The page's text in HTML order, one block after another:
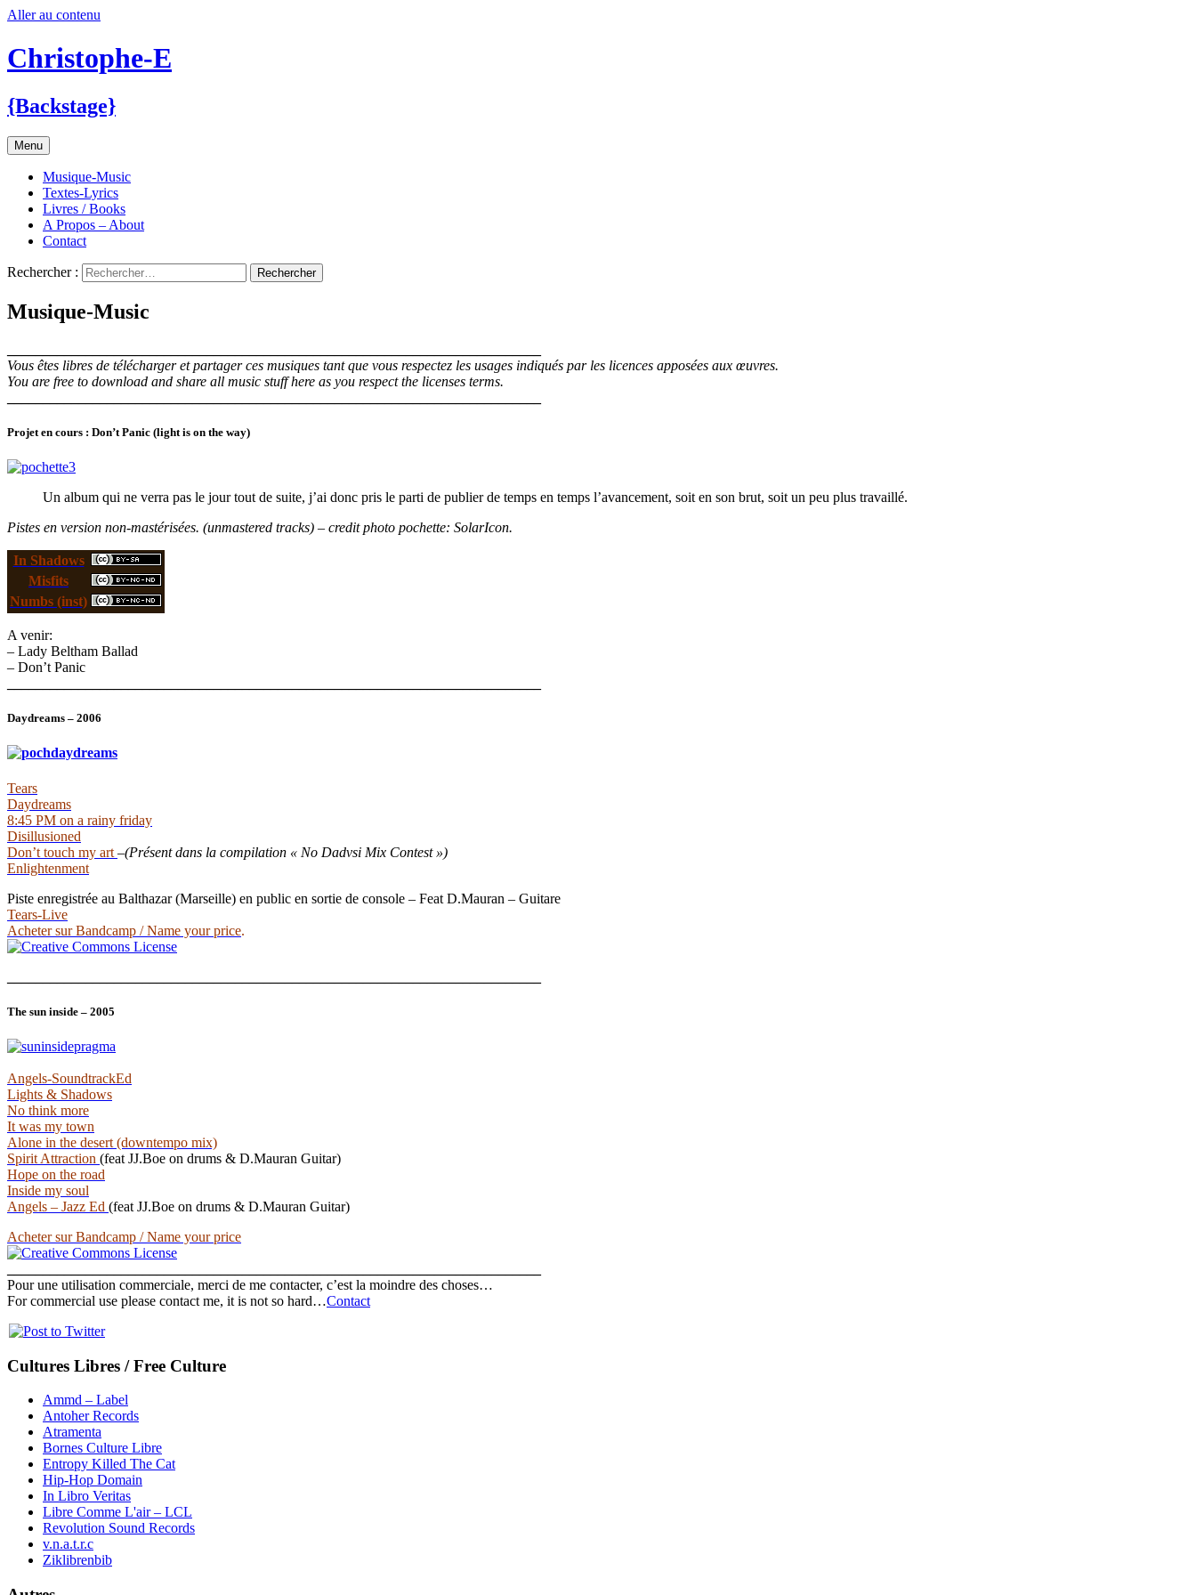
Aller au contenu
Christophe-E
{Backstage}
Menu
Musique-Music
Textes-Lyrics
Livres / Books
A Propos – About
Contact
Rechercher :
Musique-Music
Vous êtes libres de télécharger et partager ces musiques tant que vous respectez les usages indiqués par les licences apposées aux œuvres.
You are free to download and share all music stuff here as you respect the licenses terms.
Projet en cours : Don’t Panic (light is on the way)
Un album qui ne verra pas le jour tout de suite, j’ai donc pris le parti de publier de temps en temps l’avancement, soit en son brut, soit un peu plus travaillé.
Pistes en version non-mastérisées. (unmastered tracks) – credit photo pochette: SolarIcon.
In Shadows
Misfits
Numbs (inst)
A venir:
– Lady Beltham Ballad
– Don’t Panic
Daydreams – 2006
Tears
Daydreams
8:45 PM on a rainy friday
Disillusioned
Don’t touch my art –(Présent dans la compilation « No Dadvsi Mix Contest »)
Enlightenment
Piste enregistrée au Balthazar (Marseille) en public en sortie de console – Feat D.Mauran – Guitare
Tears-Live
Acheter sur Bandcamp / Name your price.
The sun inside – 2005
Angels-SoundtrackEd
Lights & Shadows
No think more
It was my town
Alone in the desert (downtempo mix)
Spirit Attraction (feat JJ.Boe on drums & D.Mauran Guitar)
Hope on the road
Inside my soul
Angels – Jazz Ed (feat JJ.Boe on drums & D.Mauran Guitar)
Acheter sur Bandcamp / Name your price
Pour une utilisation commerciale, merci de me contacter, c’est la moindre des choses…
For commercial use please contact me, it is not so hard…Contact
Cultures Libres / Free Culture
Ammd – Label
Antoher Records
Atramenta
Bornes Culture Libre
Entropy Killed The Cat
Hip-Hop Domain
In Libro Veritas
Libre Comme L'air – LCL
Revolution Sound Records
v.n.a.t.r.c
Ziklibrenbib